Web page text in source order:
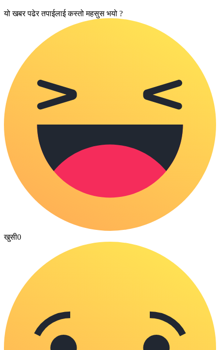
यो खबर पढेर तपाईलाई कस्तो महसुस भयो ?
खुसी0